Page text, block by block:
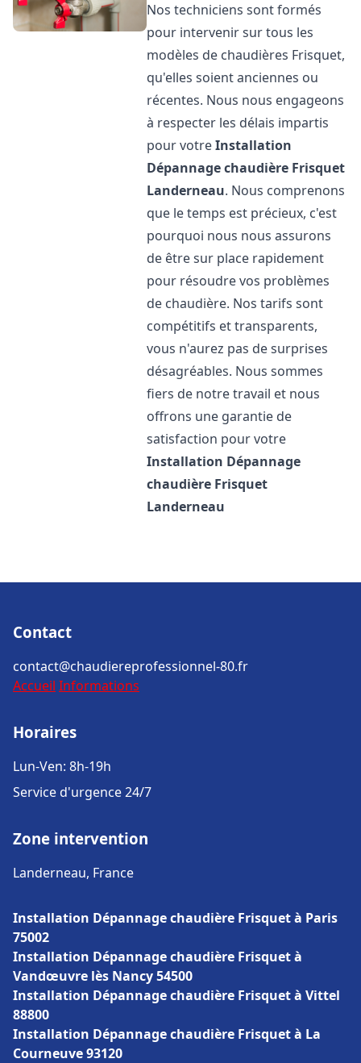
Nos techniciens sont formés
pour intervenir sur tous les
modèles de chaudières Frisquet,
qu'elles soient anciennes ou
récentes. Nous nous engageons
à respecter les délais impartis
pour votreInstallation
Dépannage chaudière Frisquet
Landerneau. Nous comprenons
que le temps est précieux, c'est
pourquoi nous nous assurons
de être sur place rapidement
pour résoudre vos problèmes
de chaudière. Nos tarifs sont
compétitifs et transparents,
vous n'aurez pas de surprises
désagréables. Nous sommes
fiers de notre travail et nous
offrons une garantie de
satisfaction pour votre
Installation Dépannage
chaudière Frisquet
Landerneau
Contact
contact@chaudiereprofessionnel-80.fr
Accueil Informations
Horaires
Lun-Ven: 8h-19h
Service d'urgence 24/7
Zone intervention
Landerneau, France
Installation Dépannage chaudière Frisquet à Paris
75002
Installation Dépannage chaudière Frisquet à
Vandœuvre lès Nancy 54500
Installation Dépannage chaudière Frisquet à Vittel
88800
Installation Dépannage chaudière Frisquet à La
Courneuve 93120